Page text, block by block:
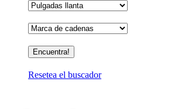
Resetea el buscador